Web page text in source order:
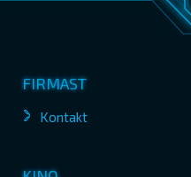
FIRMAST
Kontakt